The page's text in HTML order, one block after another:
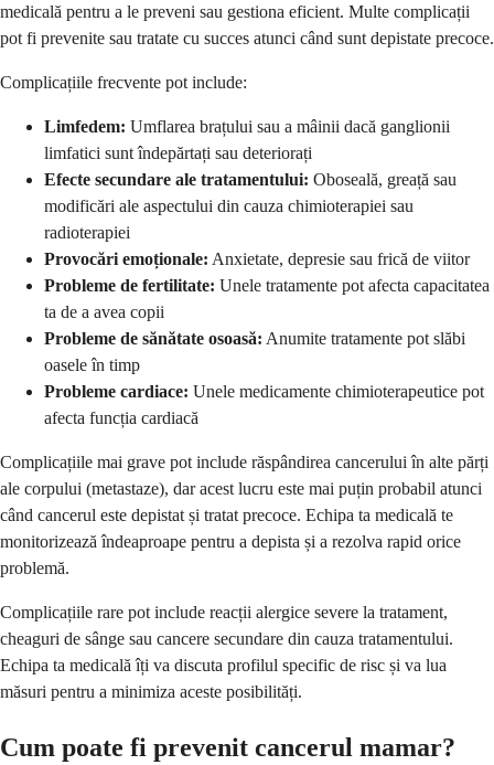
medicală pentru a le preveni sau gestiona eficient. Multe complicații
pot fi prevenite sau tratate cu succes atunci când sunt depistate precoce.
Complicațiile frecvente pot include:
Limfedem: Umflarea brațului sau a mâinii dacă ganglionii
limfatici sunt îndepărtați sau deteriorați
Efecte secundare ale tratamentului: Oboseală, greață sau
modificări ale aspectului din cauza chimioterapiei sau
radioterapiei
Provocări emoționale: Anxietate, depresie sau frică de viitor
Probleme de fertilitate: Unele tratamente pot afecta capacitatea
ta de a avea copii
Probleme de sănătate osoasă: Anumite tratamente pot slăbi
oasele în timp
Probleme cardiace: Unele medicamente chimioterapeutice pot
afecta funcția cardiacă
Complicațiile mai grave pot include răspândirea cancerului în alte părți
ale corpului (metastaze), dar acest lucru este mai puțin probabil atunci
când cancerul este depistat și tratat precoce. Echipa ta medicală te
monitorizează îndeaproape pentru a depista și a rezolva rapid orice
problemă.
Complicațiile rare pot include reacții alergice severe la tratament,
cheaguri de sânge sau cancere secundare din cauza tratamentului.
Echipa ta medicală îți va discuta profilul specific de risc și va lua
măsuri pentru a minimiza aceste posibilități.
Cum poate fi prevenit cancerul mamar?